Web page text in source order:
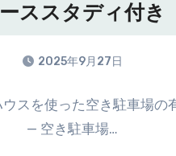
ススタディ付き
2025年9月27日
ウスを使った空き駐車場の
— 空き駐車場…